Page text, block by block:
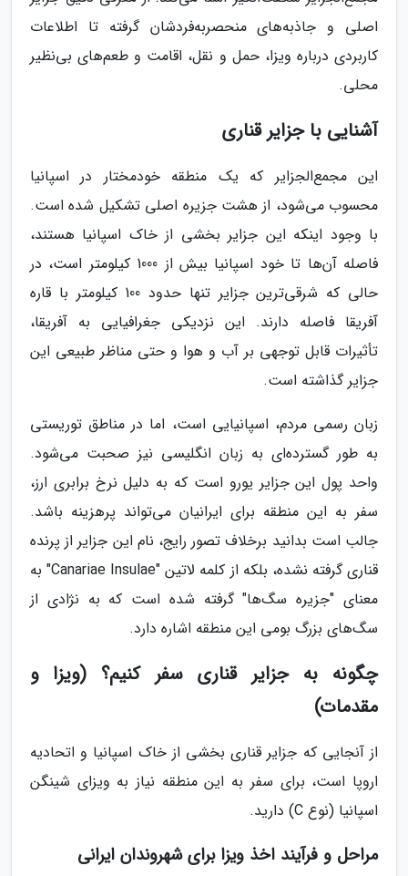
اصلی و جاذبه‌های منحصربه‌فردشان گرفته تا اطلاعات
کاربردی درباره ویزا، حمل و نقل، اقامت و طعم‌های بی‌نظیر
محلی.
آشنایی با جزایر قناری
این مجمع‌الجزایر که یک منطقه خودمختار در اسپانیا
محسوب می‌شود، از هشت جزیره اصلی تشکیل شده است.
با وجود اینکه این جزایر بخشی از خاک اسپانیا هستند،
فاصله آن‌ها تا خود اسپانیا بیش از 1000 کیلومتر است، در
حالی که شرقی‌ترین جزایر تنها حدود 100 کیلومتر با قاره
آفریقا فاصله دارند. این نزدیکی جغرافیایی به آفریقا،
تأثیرات قابل توجهی بر آب و هوا و حتی مناظر طبیعی این
جزایر گذاشته است.
زبان رسمی مردم، اسپانیایی است، اما در مناطق توریستی
به طور گسترده‌ای به زبان انگلیسی نیز صحبت می‌شود.
واحد پول این جزایر یورو است که به دلیل نرخ برابری ارز،
سفر به این منطقه برای ایرانیان می‌تواند پرهزینه باشد.
جالب است بدانید برخلاف تصور رایج، نام این جزایر از پرنده
قناری گرفته نشده، بلکه از کلمه لاتین "Canariae Insulae" به
معنای "جزیره سگ‌ها" گرفته شده است که به نژادی از
سگ‌های بزرگ بومی این منطقه اشاره دارد.
چگونه به جزایر قناری سفر کنیم؟ (ویزا و
مقدمات)
از آنجایی که جزایر قناری بخشی از خاک اسپانیا و اتحادیه
اروپا است، برای سفر به این منطقه نیاز به ویزای شینگن
اسپانیا (نوع C) دارید.
مراحل و فرآیند اخذ ویزا برای شهروندان ایرانی